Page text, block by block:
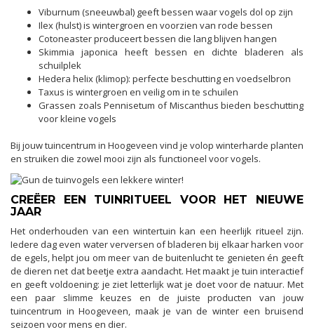
Viburnum (sneeuwbal) geeft bessen waar vogels dol op zijn
Ilex (hulst) is wintergroen en voorzien van rode bessen
Cotoneaster produceert bessen die lang blijven hangen
Skimmia japonica heeft bessen en dichte bladeren als
schuilplek
Hedera helix (klimop): perfecte beschutting en voedselbron
Taxus is wintergroen en veilig om in te schuilen
Grassen zoals Pennisetum of Miscanthus bieden beschutting
voor kleine vogels
Bij jouw tuincentrum in Hoogeveen vind je volop winterharde planten
en struiken die zowel mooi zijn als functioneel voor vogels.
CREËER EEN TUINRITUEEL VOOR HET NIEUWE
JAAR
Het onderhouden van een wintertuin kan een heerlijk ritueel zijn.
Iedere dag even water verversen of bladeren bij elkaar harken voor
de egels, helpt jou om meer van de buitenlucht te genieten én geeft
de dieren net dat beetje extra aandacht. Het maakt je tuin interactief
en geeft voldoening: je ziet letterlijk wat je doet voor de natuur. Met
een paar slimme keuzes en de juiste producten van jouw
tuincentrum in Hoogeveen, maak je van de winter een bruisend
seizoen voor mens en dier.